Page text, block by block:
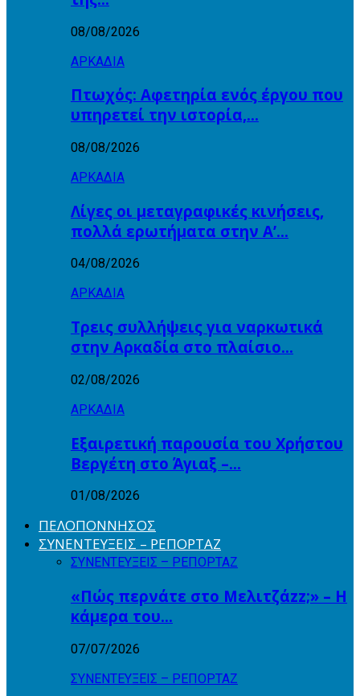
08/08/2026
ΑΡΚΑΔΙΑ
Πτωχός: Αφετηρία ενός έργου που
υπηρετεί την ιστορία,…
08/08/2026
ΑΡΚΑΔΙΑ
Λίγες οι μεταγραφικές κινήσεις,
πολλά ερωτήματα στην Α’…
04/08/2026
ΑΡΚΑΔΙΑ
Τρεις συλλήψεις για ναρκωτικά
στην Αρκαδία στο πλαίσιο…
02/08/2026
ΑΡΚΑΔΙΑ
Εξαιρετική παρουσία του Χρήστου
Βεργέτη στο Άγιαξ –…
01/08/2026
ΠΕΛΟΠΟΝΝΗΣΟΣ
ΣΥΝΕΝΤΕΥΞΕΙΣ – ΡΕΠΟΡΤΑΖ
ΣΥΝΕΝΤΕΥΞΕΙΣ – ΡΕΠΟΡΤΑΖ
«Πώς περνάτε στο Μελιτζάzz;» – Η
κάμερα του…
07/07/2026
ΣΥΝΕΝΤΕΥΞΕΙΣ – ΡΕΠΟΡΤΑΖ